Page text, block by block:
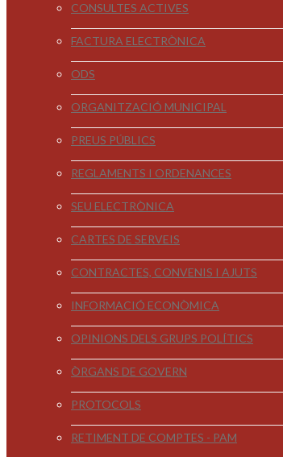
CONSULTES ACTIVES
FACTURA ELECTRÒNICA
ODS
ORGANITZACIÓ MUNICIPAL
PREUS PÚBLICS
REGLAMENTS I ORDENANCES
SEU ELECTRÒNICA
CARTES DE SERVEIS
CONTRACTES, CONVENIS I AJUTS
INFORMACIÓ ECONÒMICA
OPINIONS DELS GRUPS POLÍTICS
ÒRGANS DE GOVERN
PROTOCOLS
RETIMENT DE COMPTES - PAM